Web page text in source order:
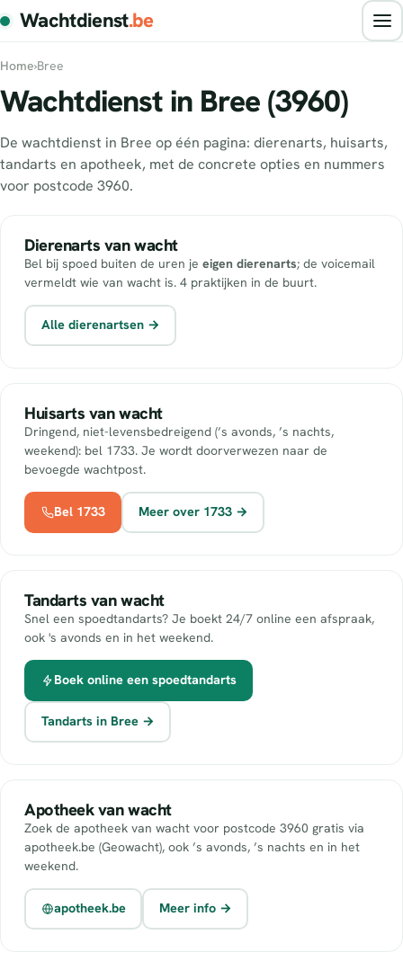
Wachtdienst.be
Home›Bree
Wachtdienst in Bree (3960)
De wachtdienst in Bree op één pagina: dierenarts, huisarts,
tandarts en apotheek, met de concrete opties en nummers
voor postcode 3960.
Dierenarts van wacht
Bel bij spoed buiten de uren je eigen dierenarts; de voicemail
vermeldt wie van wacht is. 4 praktijken in de buurt.
Alle dierenartsen →
Huisarts van wacht
Dringend, niet-levensbedreigend (’s avonds, ’s nachts,
weekend): bel 1733. Je wordt doorverwezen naar de
bevoegde wachtpost.
Bel 1733 Meer over 1733 →
Tandarts van wacht
Snel een spoedtandarts? Je boekt 24/7 online een afspraak,
ook 's avonds en in het weekend.
Boek online een spoedtandarts
Tandarts in Bree →
Apotheek van wacht
Zoek de apotheek van wacht voor postcode 3960 gratis via
apotheek.be (Geowacht), ook ’s avonds, ’s nachts en in het
weekend.
apotheek.be Meer info →